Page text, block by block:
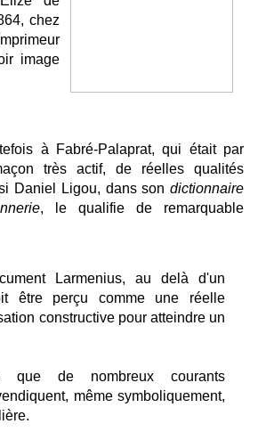
chez
image
à Fabré-Palaprat, qui était par
très actif, de réelles qualités
Daniel Ligou, dans son dictionnaire
, le qualifie de remarquable
Larmenius, au delà d'un
être perçu comme une réelle
constructive pour atteindre un
que de nombreux courants
même symboliquement,